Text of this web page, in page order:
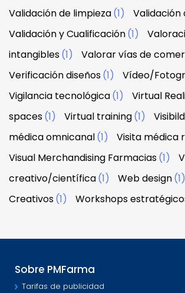
Validación de limpieza(1) Validación
Validación y Cualificación(1)
intangibles(1) Valorar vías de
Verificación diseños(1) Vídeo/
Vigilancia tecnológica(1) Virtual
spaces(1) Virtual training(1)
médica omnicanal(1) Visita médica
Visual Merchandising Farmacias(1)
creativo/científica(1) Web design(1)
Creativos(1) Workshops
Sobre PMFarma
Tarifas de publicidad